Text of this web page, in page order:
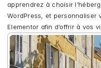
apprendrez à choisir
WordPress, et personnaliser
Elementor afin d’offrir à vos